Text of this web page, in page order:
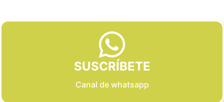
SUSCRÍBETE
Canal de whatsapp